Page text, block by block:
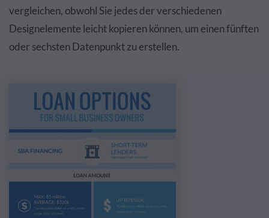
vergleichen, obwohl Sie jedes der verschiedenen
Designelemente leicht kopieren können, um einen fünften
oder sechsten Datenpunkt zu erstellen.